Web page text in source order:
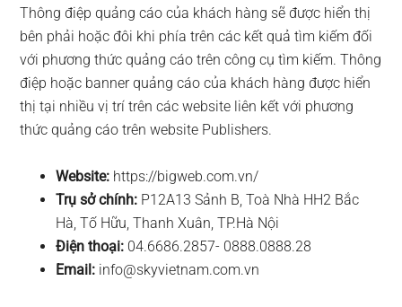
Thông điệp quảng cáo của khách hàng sẽ được hiển thị
bên phải hoặc đôi khi phía trên các kết quả tìm kiếm đối
với phương thức quảng cáo trên công cụ tìm kiếm. Thông
điệp hoặc banner quảng cáo của khách hàng được hiển
thị tại nhiều vị trí trên các website liên kết với phương
thức quảng cáo trên website Publishers.
Website: https://bigweb.com.vn/
Trụ sở chính: P12A13 Sảnh B, Toà Nhà HH2 Bắc
Hà, Tố Hữu, Thanh Xuân, TP.Hà Nội
Điện thoại: 04.6686.2857- 0888.0888.28
Email: info@skyvietnam.com.vn